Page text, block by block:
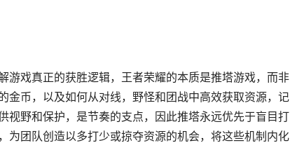
游戏真正的获胜逻辑，王者荣耀的本质是推塔游戏，而非
金币，以及如何从对线，野怪和团战中高效获取资源，记
视野和保护，是节奏的支点，因此推塔永远优先于盲目打
为团队创造以多打少或掠夺资源的机会，将这些机制内化